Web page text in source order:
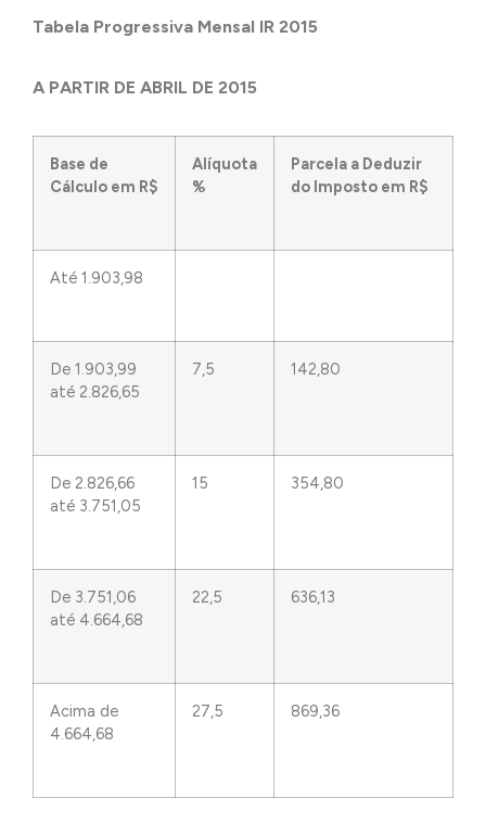
Tabela Progressiva Mensal IR 2015
A PARTIR DE ABRIL DE 2015
Base de
Cálculo em R$
Alíquota
%
Parcela a Deduzir
do Imposto em R$
Até 1.903,98
De 1.903,99
até 2.826,65
7,5 142,80
De 2.826,66
até 3.751,05
15 354,80
De 3.751,06
até 4.664,68
22,5 636,13
Acima de
4.664,68
27,5 869,36